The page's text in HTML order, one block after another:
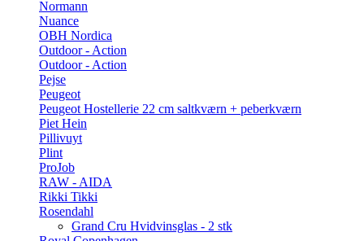
Normann
Nuance
OBH Nordica
Outdoor - Action
Outdoor - Action
Pejse
Peugeot
Peugeot Hostellerie 22 cm saltkværn + peberkværn
Piet Hein
Pillivuyt
Plint
ProJob
RAW - AIDA
Rikki Tikki
Rosendahl
Grand Cru Hvidvinsglas - 2 stk